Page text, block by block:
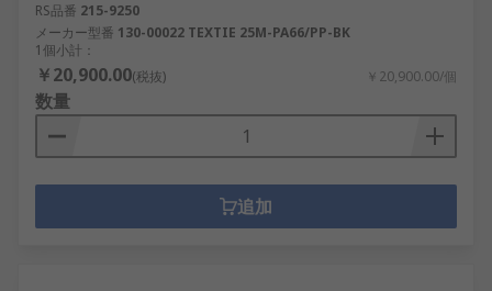
RS品番 215-9250
メーカー型番 130-00022 TEXTIE 25M-PA66/PP-BK
1個小計：
￥20,900.00(税抜) ￥20,900.00/個
数量
追加